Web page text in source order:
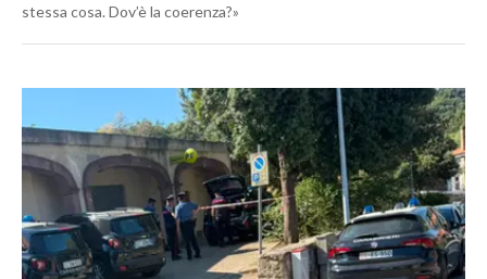
stessa cosa. Dov’è la coerenza?»